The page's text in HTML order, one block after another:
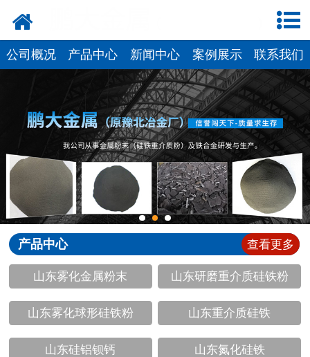
公司概况
新闻中心
产品中心
厂容厂貌
联系我们
公司概况 产品中心 新闻中心 案例展示 联系我们
产品中心 查看更多
山东雾化金属粉末 山东研磨重介质硅铁粉
山东雾化球形硅铁粉 山东重介质硅铁
山东硅铝钡钙 山东氮化硅铁